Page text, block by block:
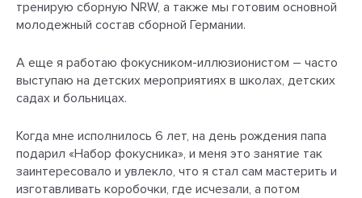
тренирую сборную NRW, а также мы готовим основной
молодежный состав сборной Германии.
А еще я работаю фокусником-иллюзионистом – часто
выступаю на детских мероприятиях в школах, детских
садах и больницах.
Когда мне исполнилось 6 лет, на день рождения папа
подарил «Набор фокусника», и меня это занятие так
заинтересовало и увлекло, что я стал сам мастерить и
изготавливать коробочки, где исчезали, а потом